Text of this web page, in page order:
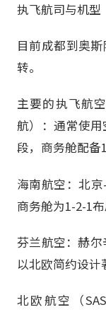
执飞航司与机型
目前成都到奥
转。
主要的执飞航
航）：通常使
段，商务舱配备
海南航空：北京
商务舱为1-2-1
芬兰航空：赫
以北欧简约设计
北欧航空（